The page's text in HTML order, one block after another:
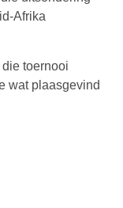
Afrika
toernooi
wat plaasgevind